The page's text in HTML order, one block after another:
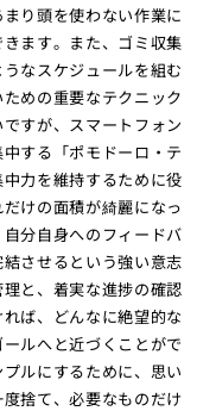
り頭を使わない作業に
ます。また、ゴミ収集
なスケジュールを組む
めの重要なテクニック
すが、スマートフォン
する「ポモドーロ・テ
力を維持するために役
けの面積が綺麗になっ
分自身へのフィードバ
させるという強い意志
と、着実な進捗の確認
ば、どんなに絶望的な
ルへと近づくことがで
ルにするために、思い
捨て、必要なものだけ